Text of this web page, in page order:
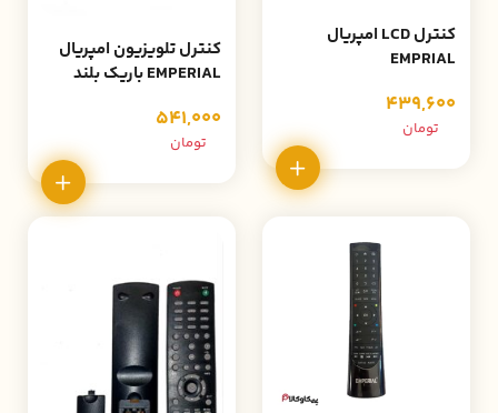
کنترل LCD امپریال
EMPRIAL
439,600
تومان
کنترل تلویزیون امپریال
EMPERIAL باریک بلند
541,000
تومان